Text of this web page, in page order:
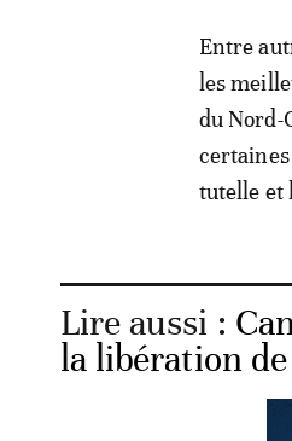
Entre
les
du Nord-
tutelle et
Lire aussi :
la libération